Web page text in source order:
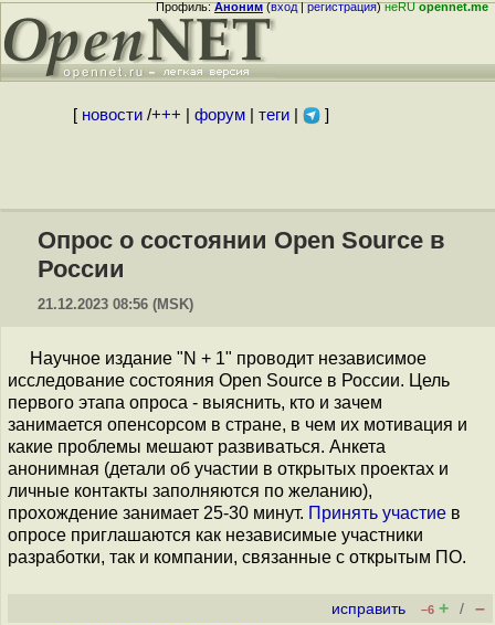
Профиль:Аноним(вход|регистрация)неRUopennet.me
[ новости/+++ форум| теги| ]
Опрос о состоянии Open Source в
России
21.12.2023 08:56 (MSK)
Научное издание "N + 1" проводит независимое
исследование состояния Open Source в России. Цель
первого этапа опроса - выяснить, кто и зачем
занимается опенсорсом в стране, в чем их мотивация и
какие проблемы мешают развиваться. Анкета
анонимная (детали об участии в открытых проектах и
личные контакты заполняются по желанию),
прохождение занимает 25-30 минут. Принять участие в
опросе приглашаются как независимые участники
разработки, так и компании, связанные с открытым ПО.
исправить –6 + / –